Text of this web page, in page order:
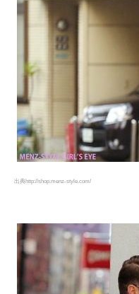
出典http://shop.menz-style.com/